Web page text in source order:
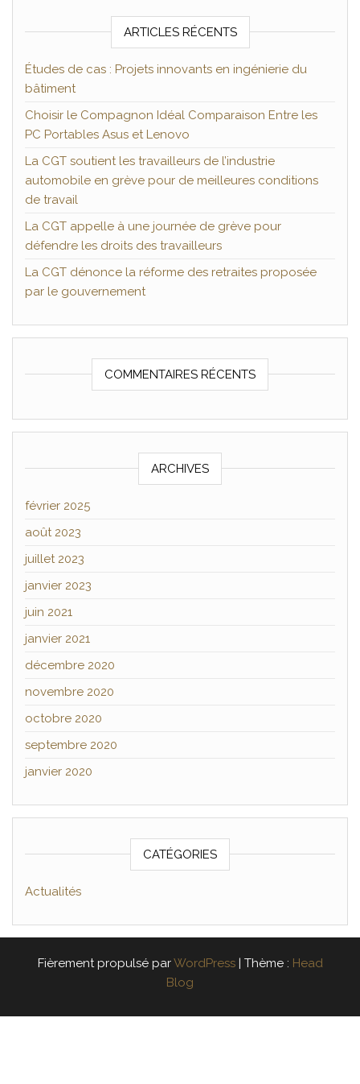
ARTICLES RÉCENTS
Études de cas : Projets innovants en ingénierie du
bâtiment
Choisir le Compagnon Idéal Comparaison Entre les
PC Portables Asus et Lenovo
La CGT soutient les travailleurs de l’industrie
automobile en grève pour de meilleures conditions
de travail
La CGT appelle à une journée de grève pour
défendre les droits des travailleurs
La CGT dénonce la réforme des retraites proposée
par le gouvernement
COMMENTAIRES RÉCENTS
ARCHIVES
février 2025
août 2023
juillet 2023
janvier 2023
juin 2021
janvier 2021
décembre 2020
novembre 2020
octobre 2020
septembre 2020
janvier 2020
CATÉGORIES
Actualités
Fièrement propulsé parWordPress | Thème : Head
Blog